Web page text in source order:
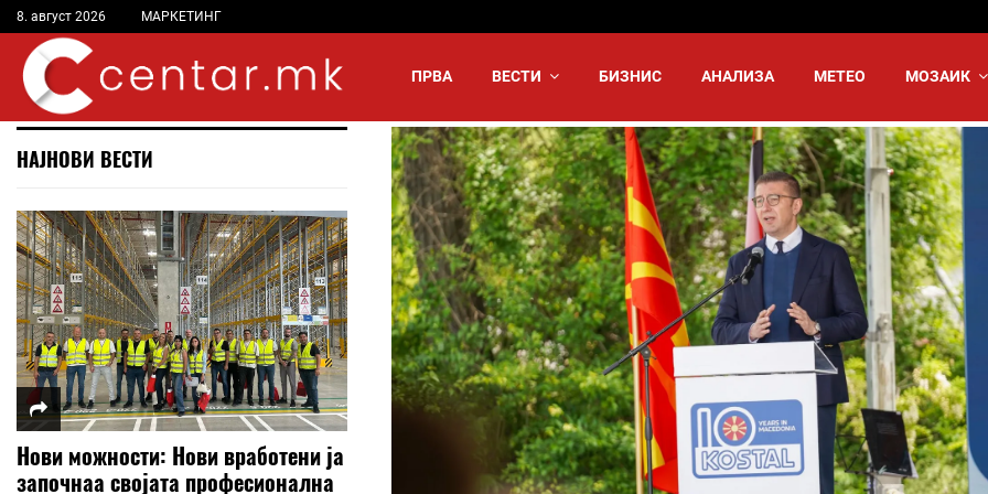
8. август 2026 МАРКЕТИНГ
ПРВА ВЕСТИ БИЗНИС АНАЛИЗА МЕТЕО МОЗАИК
НАЈНОВИ ВЕСТИ
Нови можности: Нови вработени ја
започнаа својата професионална